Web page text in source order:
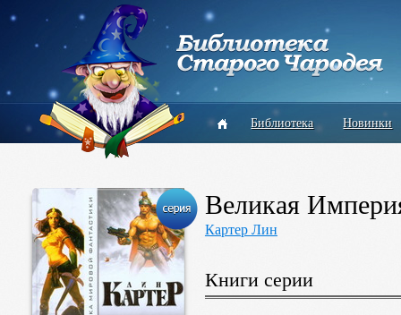
Библиотека Новинки
Великая
Картер Лин
Книги серии